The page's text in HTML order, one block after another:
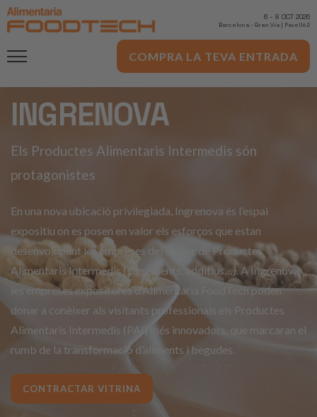
COMPRA LA TEVA ENTRADA
6 - 8 OCT 2026
Barcelona - Gran Via | Pavelló 2
INGRENOVA
Els Productes Alimentaris Intermedis són
protagonistes
En una nova ubicació privilegiada, Ingrenova és l’espai
expositiu on es posen en valor els esforços que estan
desenvolupant les empreses del sector de Productes
Alimentaris Intermedis (ingredients, additius…). A Ingrenova
les empreses expositores d’Alimentaria FoodTech poden
donar a conèixer als visitants professionals els Productes
Alimentaris Intermedis (PAI) més innovadors, que marcaran el
rumb de la transformació d’aliments i begudes.
CONTRACTAR VITRINA